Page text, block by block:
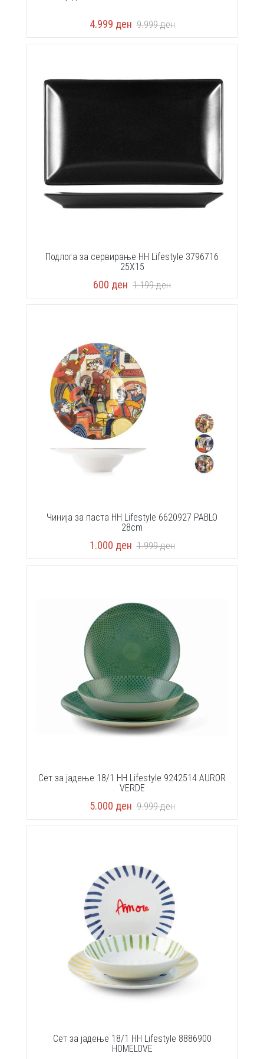
4.999 ден 9.999ден
Подлога за сервирање HH Lifestyle 3796716
25X15
600 ден 1.199ден
Чинија за паста HH Lifestyle 6620927 PABLO
28cm
1.000 ден 1.999ден
Сет за јадење 18/1 HH Lifestyle 9242514 AUROR
VERDE
5.000 ден 9.999ден
Сет за јадење 18/1 HH Lifestyle 8886900
HOMELOVE